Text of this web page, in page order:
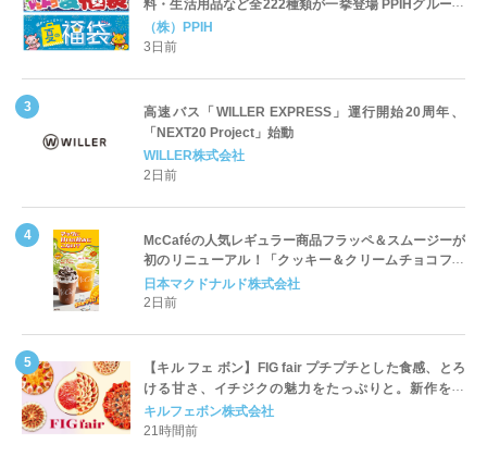
料・生活用品など全222種類が一挙登場 PPIHグループ
「夏福袋」＆セール 8月6日(木)より順次スタート
（株）PPIH
3日前
高速バス「WILLER EXPRESS」運行開始20周年、
「NEXT20 Project」始動
WILLER株式会社
2日前
McCaféの人気レギュラー商品フラッペ＆スムージーが
初のリニューアル！「クッキー＆クリームチョコフラ
ッペ」「マンゴースムージー」8月5日（水）から販売
開始
日本マクドナルド株式会社
2日前
【キル フェ ボン】FIG fair プチプチとした食感、とろ
ける甘さ、イチジクの魅力をたっぷりと。新作を含
め、イチジク尽くしの全4種が登場8月20日（木）スタ
ート
キルフェボン株式会社
21時間前